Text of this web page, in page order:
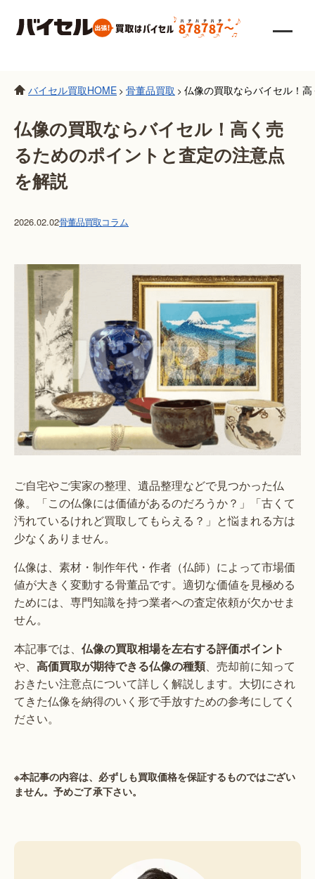
バイセル買取HOME > 骨董品買取 > 仏像の買取ならバイセル！
仏像の買取ならバイセル！高く売
るためのポイントと査定の注意点
を解説
2026.02.02骨董品買取コラム
ご自宅やご実家の整理、遺品整理などで見つかった仏
像。「この仏像には価値があるのだろうか？」「古くて
汚れているけれど買取してもらえる？」と悩まれる方は
少なくありません。
仏像は、素材・制作年代・作者（仏師）によって市場価
値が大きく変動する骨董品です。適切な価値を見極める
ためには、専門知識を持つ業者への査定依頼が欠かせま
せん。
本記事では、 仏像の買取相場を左右する評価ポイント
や、 高価買取が期待できる仏像の種類、売却前に知って
おきたい注意点について詳しく解説します。大切にされ
てきた仏像を納得のいく形で手放すための参考にしてく
ださい。
※本記事の内容は、必ずしも買取価格を保証するものではござい
ません。予めご了承下さい。